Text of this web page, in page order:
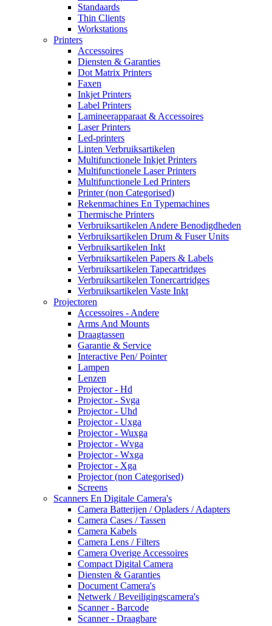
Standaards
Thin Clients
Workstations
Printers
Accessoires
Diensten & Garanties
Dot Matrix Printers
Faxen
Inkjet Printers
Label Printers
Lamineerapparaat & Accessoires
Laser Printers
Led-printers
Linten Verbruiksartikelen
Multifunctionele Inkjet Printers
Multifunctionele Laser Printers
Multifunctionele Led Printers
Printer (non Categorised)
Rekenmachines En Typemachines
Thermische Printers
Verbruiksartikelen Andere Benodigdheden
Verbruiksartikelen Drum & Fuser Units
Verbruiksartikelen Inkt
Verbruiksartikelen Papers & Labels
Verbruiksartikelen Tapecartridges
Verbruiksartikelen Tonercartridges
Verbruiksartikelen Vaste Inkt
Projectoren
Accessoires - Andere
Arms And Mounts
Draagtassen
Garantie & Service
Interactive Pen/ Pointer
Lampen
Lenzen
Projector - Hd
Projector - Svga
Projector - Uhd
Projector - Uxga
Projector - Wuxga
Projector - Wvga
Projector - Wxga
Projector - Xga
Projector (non Categorised)
Screens
Scanners En Digitale Camera's
Camera Batterijen / Opladers / Adapters
Camera Cases / Tassen
Camera Kabels
Camera Lens / Filters
Camera Overige Accessoires
Compact Digital Camera
Diensten & Garanties
Document Camera's
Netwerk / Beveiligingscamera's
Scanner - Barcode
Scanner - Draagbare